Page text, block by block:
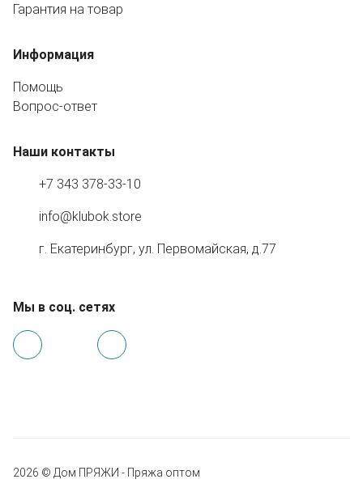
Гарантия на товар
Информация
Помощь
Вопрос-ответ
Наши контакты
+7 343 378-33-10
info@klubok.store
г. Екатеринбург, ул. Первомайская, д.77
Мы в соц. сетях
2026 © Дом ПРЯЖИ - Пряжа оптом